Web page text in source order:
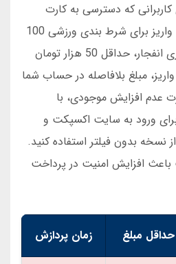
که دسترسی به کارت
ندارند مفید است. حداقل واریز برای شرط بندی ورزشی 100
هزار تومان است. برای بازی انفجار، حداقل 50 هزار تومان
مبلغ بلافاصله در حساب شما
افزایش موجودی، با
ورود به سایت اکسپکت و
بدون فیلتر استفاده کنید.
باعث افزایش امنیت در پرداخت
حداقل مبلغ زمان پردازش